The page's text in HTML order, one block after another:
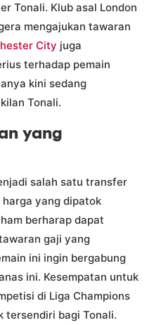
Tonali. Klub asal London
mengajukan tawaran
City juga
terhadap pemain
kini sedang
Tonali.
yang
salah satu transfer
yang dipatok
berharap dapat
gaji yang
ini ingin bergabung
ini. Kesempatan untuk
di Liga Champions
tersendiri bagi Tonali.